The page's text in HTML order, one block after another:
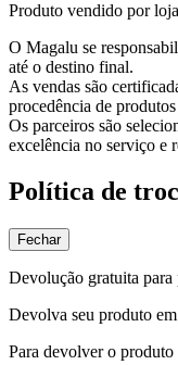
Produto vendido por
O Magalu se
até o destino final.
As vendas são
procedência de
Os parceiros são
excelência no serviço e
Política de
Fechar
Devolução gratuita
Devolva seu produto
Para devolver o produto